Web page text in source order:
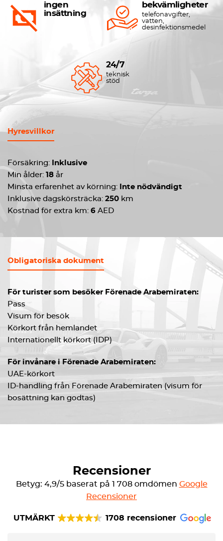
ingen
insättning
bekvämligheter
telefonavgifter,
vatten,
desinfektionsmedel
24/7
teknisk
stöd
Hyresvillkor
Försäkring:
Inklusive
Min ålder: 18 år
Minsta erfarenhet av körning:
Inte nödvändigt
Inklusive dagskörsträcka: 250 km
Kostnad för extra km: 6 AED
Obligatoriska dokument
För turister som besöker Förenade Arabemiraten:
Pass
Visum för besök
Körkort från hemlandet
Internationellt körkort (IDP)
För invånare i Förenade Arabemiraten:
UAE-körkort
ID-handling från Förenade Arabemiraten (visum för
bosättning kan godtas)
Recensioner
Betyg: 4,9/5 baserat på 1 708 omdömen Google
Recensioner
UTMÄRKT 1708 recensioner